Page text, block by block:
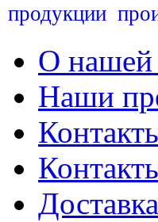
продукции
О нашей
Наши